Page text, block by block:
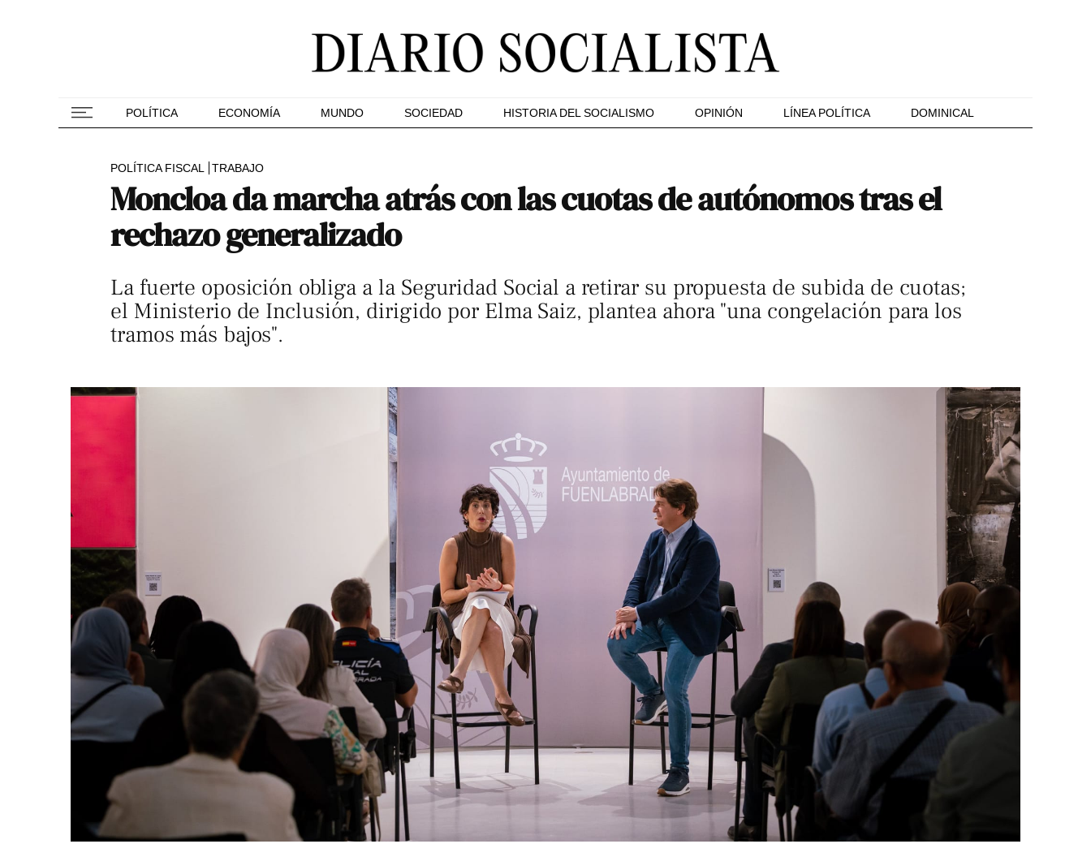
POLÍTICA ECONOMÍA MUNDO SOCIEDAD HISTORIA DEL SOCIALISMO OPINIÓN LÍNEA POLÍTICA DOMINICAL
POLÍTICA FISCAL TRABAJO
Moncloa da marcha atrás con las cuotas de autónomos tras el
rechazo generalizado
La fuerte oposición obliga a la Seguridad Social a retirar su propuesta de subida de cuotas;
el Ministerio de Inclusión, dirigido por Elma Saiz, plantea ahora "una congelación para los
tramos más bajos".